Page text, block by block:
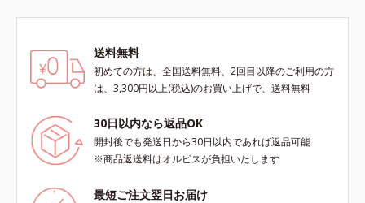
す。
送料無料
初めての方は、全国送料無料、2回目以降のご利用の方
は、3,300円以上(税込)のお買い上げで、送料無料
30日以内なら返品OK
開封後でも発送日から30日以内であれば返品可能
※商品返送料はオルビスが負担いたします
最短ご注文翌日お届け